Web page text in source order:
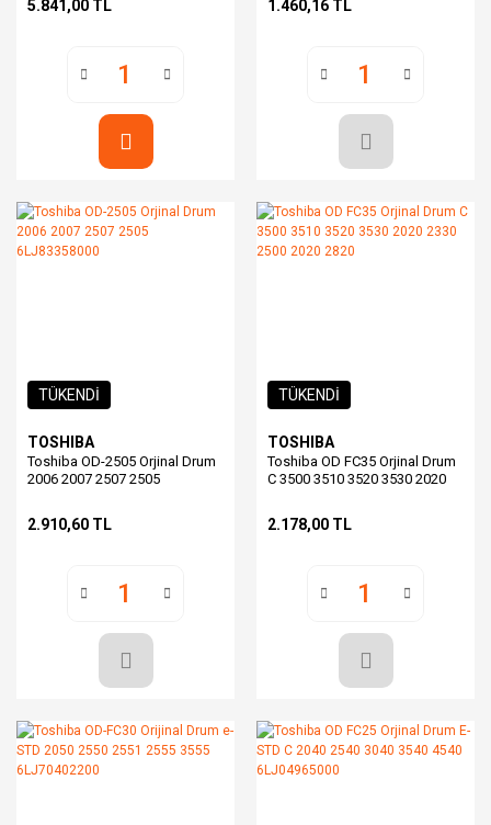
5.841,00 TL 1.460,16 TL
TÜKENDİ
TOSHIBA
Toshiba OD-2505 Orjinal Drum
2006 2007 2507 2505
2.910,60 TL
TÜKENDİ
TOSHIBA
Toshiba OD FC35 Orjinal Drum
C 3500 3510 3520 3530 2020
2.178,00 TL